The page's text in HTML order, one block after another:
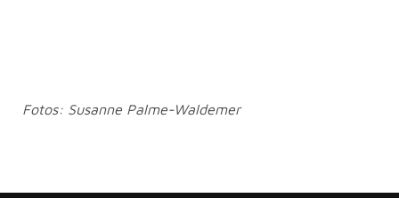
Fotos: Susanne Palme-Waldemer